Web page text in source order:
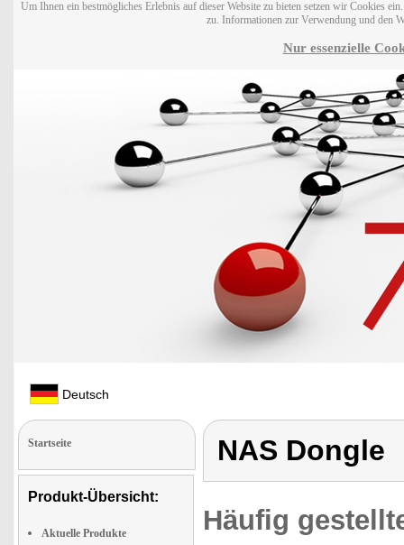
Um Ihnen ein bestmögliches Erlebnis auf dieser Website zu bieten setzen wir Cookies
zu. Informationen zur Verwendung und den
Nur essenzielle
Deutsch
Startseite
Produkt-Übersicht:
Aktuelle Produkte
NAS Dongle
Häufig